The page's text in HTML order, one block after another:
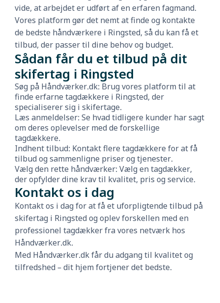
vide, at arbejdet er udført af en erfaren fagmand.
Vores platform gør det nemt at finde og kontakte
de bedste håndværkere i Ringsted, så du kan få et
tilbud, der passer til dine behov og budget.
Sådan får du et tilbud på dit
skifertag i Ringsted
Søg på Håndværker.dk: Brug vores platform til at
finde erfarne tagdækkere i Ringsted, der
specialiserer sig i skifertage.
Læs anmeldelser: Se hvad tidligere kunder har sagt
om deres oplevelser med de forskellige
tagdækkere.
Indhent tilbud: Kontakt flere tagdækkere for at få
tilbud og sammenligne priser og tjenester.
Vælg den rette håndværker: Vælg en tagdækker,
der opfylder dine krav til kvalitet, pris og service.
Kontakt os i dag
Kontakt os i dag for at få et uforpligtende tilbud på
skifertag i Ringsted og oplev forskellen med en
professionel tagdækker fra vores netværk hos
Håndværker.dk.
Med Håndværker.dk får du adgang til kvalitet og
tilfredshed – dit hjem fortjener det bedste.